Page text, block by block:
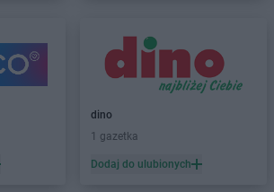
dino
1 gazetka
Dodaj do ulubionych